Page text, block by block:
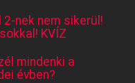
nek nem sikerül!
KVÍZ
mindenki a
évben?